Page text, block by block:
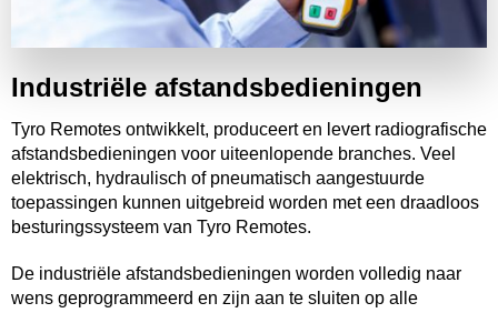
Industriële afstandsbedieningen
Tyro Remotes ontwikkelt, produceert en levert radiografische
afstandsbedieningen voor uiteenlopende branches. Veel
elektrisch, hydraulisch of pneumatisch aangestuurde
toepassingen kunnen uitgebreid worden met een draadloos
besturingssysteem van Tyro Remotes.
De industriële afstandsbedieningen worden volledig naar
wens geprogrammeerd en zijn aan te sluiten op alle